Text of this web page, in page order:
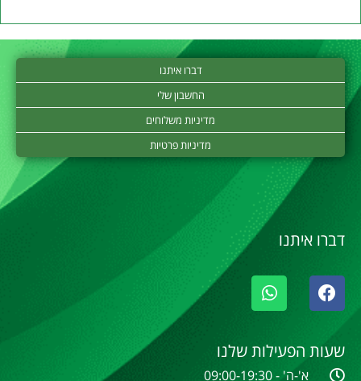
דברו איתנו
החשבון שלי
מדיניות משלוחים
מדיניות פרטיות
דברו איתנו
שעות הפעילות שלנו
א'-ה' - 09:00-19:30